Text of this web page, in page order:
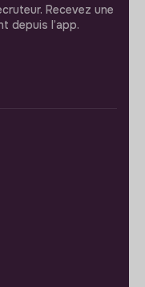
Recevez une
depuis l’app.